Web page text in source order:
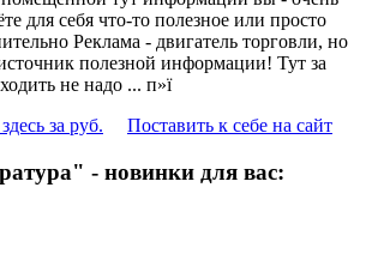
для себя что-то полезное или просто
Реклама - двигатель торговли, но
полезной информации! Тут за
не надо ... п»ї
за руб. Поставить к себе на сайт
- новинки для вас: